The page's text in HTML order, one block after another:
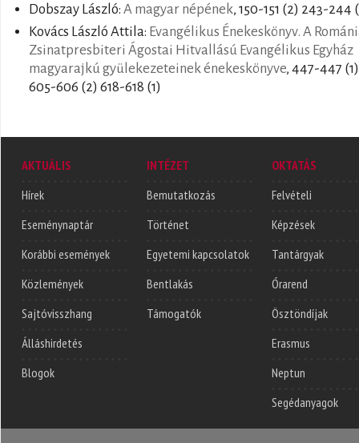
Dobszay László: A magyar népének, 150-151 (2) 243-244
Kovács László Attila: Evangélikus Énekeskönyv. A
Zsinatpresbiteri Ágostai Hitvallású Evangélikus Egyház
magyarajkú gyülekezeteinek énekeskönyve, 447-447 (1)
605-606 (2) 618-618 (1)
AKTUÁLIS
Hírek
Eseménynaptár
Korábbi események
Közlemények
Sajtóvisszhang
Álláshirdetés
Blogok
INTÉZET
Bemutatkozás
Történet
Egyetemi kapcsolatok
Bentlakás
Támogatók
OKTATÁS
Felvételi
Képzések
Tantárgyak
Órarend
Ösztöndíjak
Erasmus
Neptun
Segédanyagok